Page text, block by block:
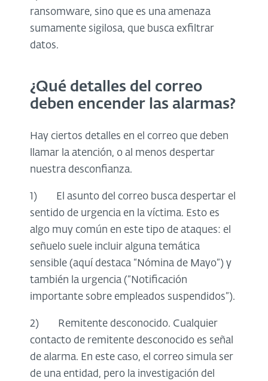
ransomware, sino que es una amenaza
sumamente sigilosa, que busca exfiltrar
datos.
¿Qué detalles del correo
deben encender las alarmas?
Hay ciertos detalles en el correo que deben
llamar la atención, o al menos despertar
nuestra desconfianza.
1) El asunto del correo busca despertar el
sentido de urgencia en la víctima. Esto es
algo muy común en este tipo de ataques: el
señuelo suele incluir alguna temática
sensible (aquí destaca “Nómina de Mayo”) y
también la urgencia (“Notificación
importante sobre empleados suspendidos”).
2) Remitente desconocido. Cualquier
contacto de remitente desconocido es señal
de alarma. En este caso, el correo simula ser
de una entidad, pero la investigación del